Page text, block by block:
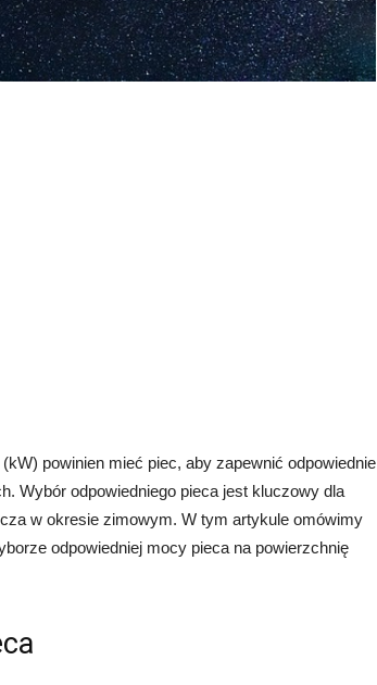
powinien mieć piec, aby zapewnić odpowiednie
Wybór odpowiedniego pieca jest kluczowy dla
w okresie zimowym. W tym artykule omówimy
odpowiedniej mocy pieca na powierzchnię